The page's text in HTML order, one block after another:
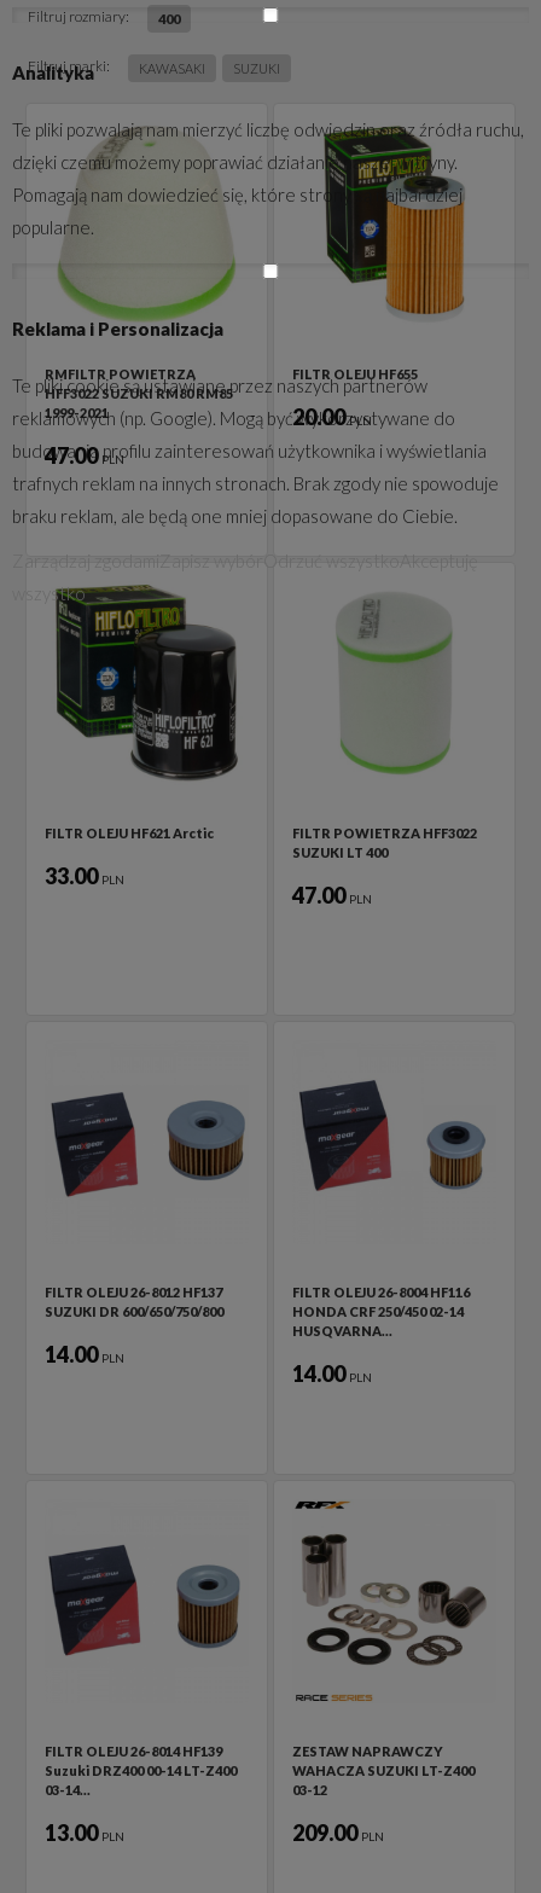
Filtruj rozmiary: 400
Filtruj marki: KAWASAKI SUZUKI
RMFILTR POWIETRZA
HFF3022 SUZUKI RM80 RM85
1999-2021
47.00 PLN
FILTR OLEJU HF655
20.00PLN
FILTR OLEJU HF621 Arctic
33.00 PLN
FILTR POWIETRZA HFF3022
SUZUKI LT 400
47.00 PLN
FILTR OLEJU 26-8012 HF137
SUZUKI DR 600/650/750/800
14.00 PLN
FILTR OLEJU 26-8004 HF116
HONDA CRF 250/450 02-14
HUSQVARNA…
14.00 PLN
FILTR OLEJU 26-8014 HF139
Suzuki DRZ400 00-14 LT-Z400
03-14…
13.00 PLN
ZESTAW NAPRAWCZY
WAHACZA SUZUKI LT-Z400
03-12
209.00 PLN
Analityka
Te pliki pozwalają nam mierzyć liczbę odwiedzin oraz źródła ruchu,
dzięki czemu możemy poprawiać działanie naszej witryny.
Pomagają nam dowiedzieć się, które strony są najbardziej
popularne.
Reklama i Personalizacja
Te pliki cookie są ustawiane przez naszych partnerów
reklamowych (np. Google). Mogą być wykorzystywane do
budowania profilu zainteresowań użytkownika i wyświetlania
trafnych reklam na innych stronach. Brak zgody nie spowoduje
braku reklam, ale będą one mniej dopasowane do Ciebie.
Zarządzaj zgodami Odrzuć wszystko
Akceptuję
wszystko